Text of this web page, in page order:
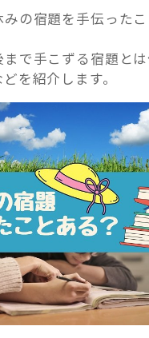
の宿題を手伝った
で手こずる宿題と
を紹介します。